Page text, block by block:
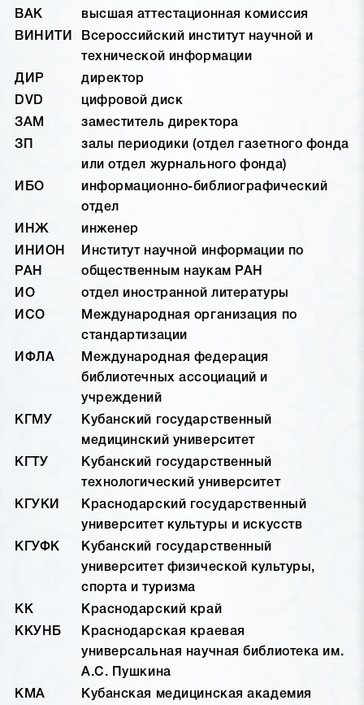
ВАК
высшая аттестационная комиссия
ВИНИТИ
Всероссийский институт научной и
технической информации
ДИР
директор
DVD
цифровой диск
ЗАМ
заместитель директора
ЗП
залы периодики (отдел газетного фонда
или отдел журнального фонда)
ИБО
информационно-библиографический
отдел
ИНЖ
инженер
ИНИОН
РАН
Институт научной информации по
общественным наукам РАН
ИО
отдел иностранной литературы
ИСО
Международная организация по
стандартизации
ИФЛА
Международная федерация
библиотечных ассоциаций и
учреждений
КГМУ
Кубанский государственный
медицинский университет
КГТУ
Кубанский государственный
технологический университет
КГУКИ
Краснодарский государственный
университет культуры и искусств
КГУФК
Кубанский государственный
университет физической культуры,
спорта и туризма
КК
Краснодарский край
ККУНБ
Краснодарская краевая
универсальная научная библиотека им.
А.С. Пушкина
КМА
Кубанская медицинская академия